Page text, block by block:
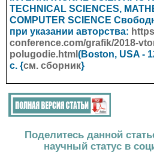
TECHNICAL SCIENCES,
COMPUTER SCIENCE
при указании авторства:
conference.com/grafik/2018-
polugodie.html (Boston, USA -
с. {см. сборник}
Поделитесь данной
научный статус в